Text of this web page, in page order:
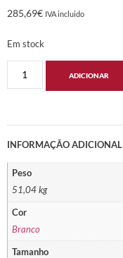
285,69€ IVA incluido
Em stock
ADICIONAR
INFORMAÇÃO ADICIONAL
Peso
51,04 kg
Cor
Branco
Tamanho